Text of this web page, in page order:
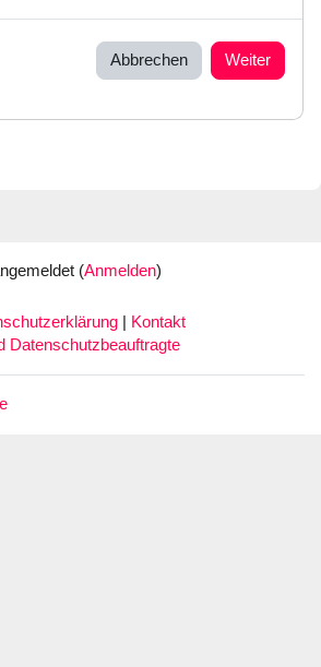
Abbrechen Weiter
(Anmelden)
Kontakt
Datenschutzbeauftragte